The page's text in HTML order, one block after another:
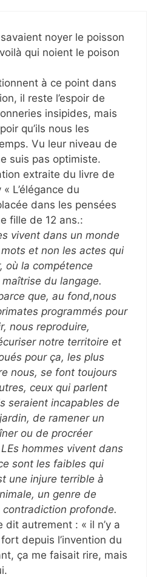
noyer le poisson
qui noient le poison
à ce point dans
il reste l’espoir de
insipides, mais
qu’ils nous les
Vu leur niveau de
suis pas optimiste.
extraite du livre de
L’élégance du
dans les pensées
fille de 12 ans.:
vivent dans un monde
et non les actes qui
où la compétence
maîtrise du langage.
que, au fond,nous
programmés pour
nous reproduire,
notre territoire et
pour ça, les plus
nous, se font toujours
ceux qui parlent
seraient incapables de
de ramener un
ou de procréer
hommes vivent dans
sont les faibles qui
une injure terrible à
un genre de
profonde.
dit autrement : « il n’y a
depuis l’invention du
ça me faisait rire, mais